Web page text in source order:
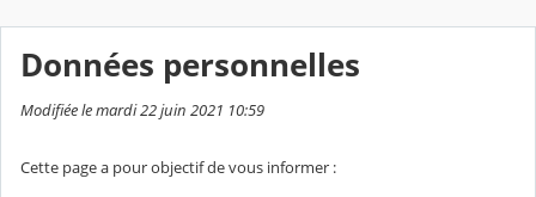
Données personnelles
Modifiée le mardi 22 juin 2021 10:59
Cette page a pour objectif de vous informer :